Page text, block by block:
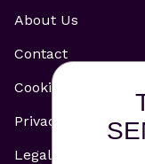
About Us
Contact
Cookie Policy
Privacy Policy
Legal Notice